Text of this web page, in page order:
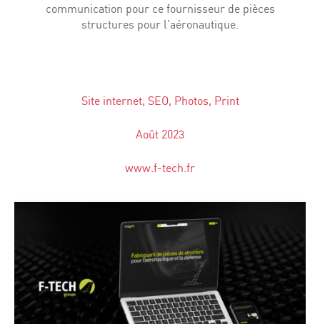
communication pour ce fournisseur de pièces
structures pour l’aéronautique.
Site internet, SEO, Photos, Print
Août 2023
www.f-tech.fr